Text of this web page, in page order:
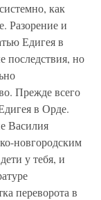
как
Разорение и
Едигея в
последствия, но
Прежде всего
в Орде.
Василия
новгородским
у тебя, и
переворота в